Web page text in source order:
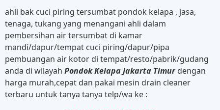
ahli bak cuci piring tersumbat pondok kelapa , jasa,
tenaga, tukang yang menangani ahli dalam
pembersihan air tersumbat di kamar
mandi/dapur/tempat cuci piring/dapur/pipa
pembuangan air kotor di tempat/resto/pabrik/gudang
anda di wilayah Pondok Kelapa Jakarta Timurdengan
harga murah,cepat dan pakai mesin drain cleaner
terbaru untuk tanya tanya telp/wa ke :